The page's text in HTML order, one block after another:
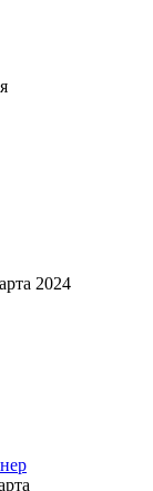
2024